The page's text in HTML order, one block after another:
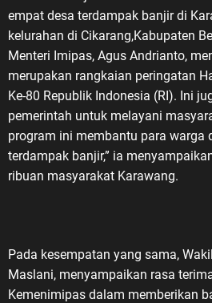
empat desa terdampak banjir di
kelurahan di Cikarang,Kabupaten
Menteri Imipas, Agus Andrianto,
merupakan rangkaian peringatan
Ke-80 Republik Indonesia (RI). Ini
pemerintah untuk melayani
program ini membantu para warga
terdampak banjir,” ia
ribuan masyarakat Karawang.
Pada kesempatan yang sama,
Maslani, menyampaikan rasa
Kemenimipas dalam memberikan